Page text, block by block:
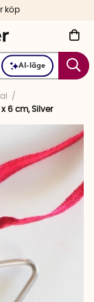
AI-läge
köp
x 6 cm, Silver